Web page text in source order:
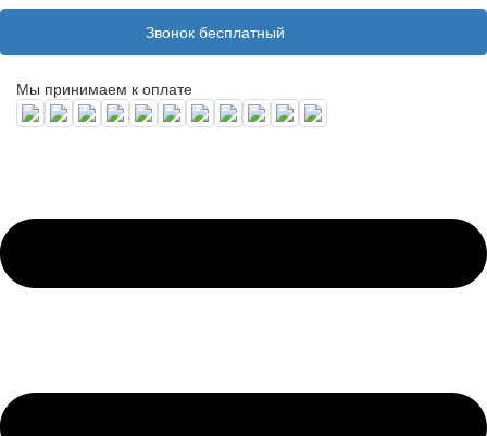
Звонок бесплатный
Мы принимаем к оплате